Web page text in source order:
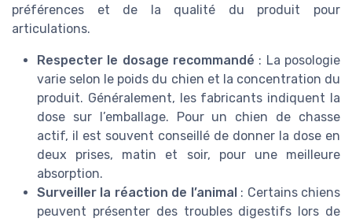
préférences et de la qualité du produit pour
articulations.
Respecter le dosage recommandé : La posologie
varie selon le poids du chien et la concentration du
produit. Généralement, les fabricants indiquent la
dose sur l’emballage. Pour un chien de chasse
actif, il est souvent conseillé de donner la dose en
deux prises, matin et soir, pour une meilleure
absorption.
Surveiller la réaction de l’animal : Certains chiens
peuvent présenter des troubles digestifs lors de